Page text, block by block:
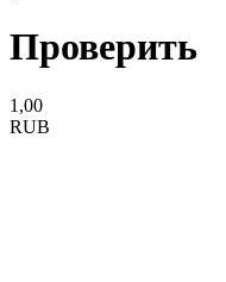
Проверить
1,00
RUB